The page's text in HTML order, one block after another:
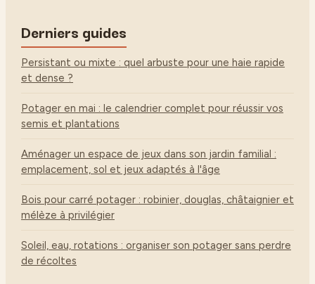
Derniers guides
Persistant ou mixte : quel arbuste pour une haie rapide
et dense ?
Potager en mai : le calendrier complet pour réussir vos
semis et plantations
Aménager un espace de jeux dans son jardin familial :
emplacement, sol et jeux adaptés à l'âge
Bois pour carré potager : robinier, douglas, châtaignier et
mélèze à privilégier
Soleil, eau, rotations : organiser son potager sans perdre
de récoltes